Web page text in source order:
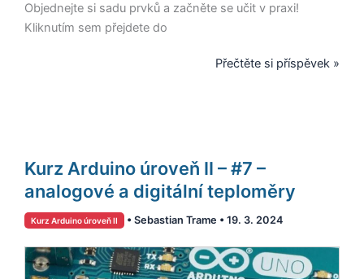
Objednejte si sadu prvků a začněte se učit v praxi!
Kliknutím sem přejdete do
Přečtěte si příspěvek »
Kurz Arduino úroveň II – #7 –
analogové a digitální teploměry
Kurz Arduino úroveň II • Sebastian Trame • 19. 3. 2024
Arduino
úroveň
–
#7
–